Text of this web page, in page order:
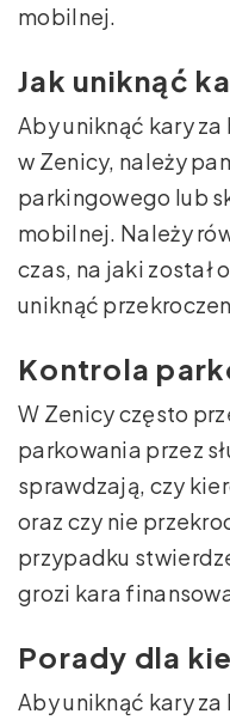
mobilnej.
Jak uniknąć
Aby uniknąć kary
w Zenicy, należy
parkingowego lub
mobilnej. Należy
czas, na jaki został
uniknąć
Kontrola
W Zenicy często
parkowania przez
sprawdzają, czy
oraz czy nie
przypadku
grozi kara
Porady dla
Aby uniknąć kary